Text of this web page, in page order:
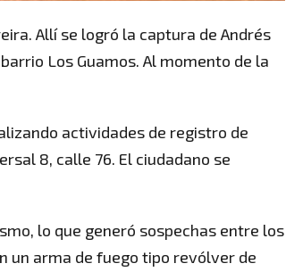
Allí se logró la captura de Andrés
Los Guamos. Al momento de la
actividades de registro de
8, calle 76. El ciudadano se
lo que generó sospechas entre los
un arma de fuego tipo revólver de